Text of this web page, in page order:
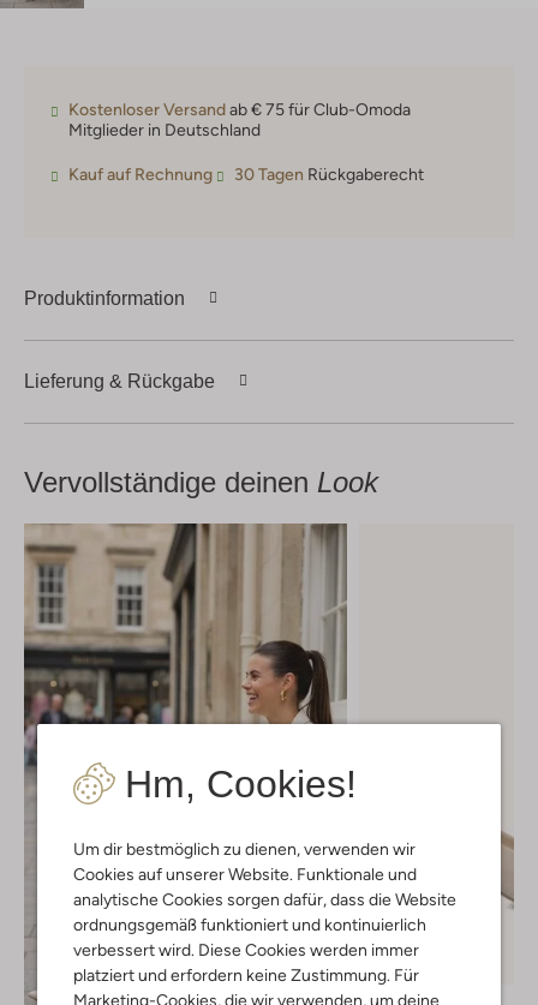
Hm, Cookies!
Um dir bestmöglich zu dienen, verwenden wir
Cookies auf unserer Website. Funktionale und
analytische Cookies sorgen dafür, dass die Website
ordnungsgemäß funktioniert und kontinuierlich
verbessert wird. Diese Cookies werden immer
platziert und erfordern keine Zustimmung. Für
Marketing-Cookies, die wir verwenden, um deine
Kostenloser Versandab € 75 für Club-Omoda
Mitglieder in Deutschland
Kauf auf Rechnung 30 Tagen Rückgaberecht
Produktinformation
Lieferung & Rückgabe
Vervollständige deinen Look
-30%